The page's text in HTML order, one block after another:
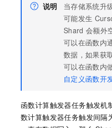
说明
当存储系统升
可能发生
Shard 会额外
可以在函数内
数据，如果获
可以在函数内
自定义函数开
函数计算触发器任务触发机
数计算触发器任务触发间隔